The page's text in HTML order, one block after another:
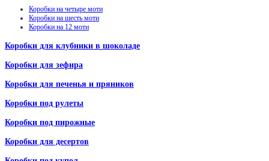
Коробки на четыре моти
Коробки на шесть моти
Коробки на 12 моти
Коробки для клубники в шоколаде
Коробки для зефира
Коробки для печенья и пряников
Коробки под рулеты
Коробки под пирожные
Коробки для десертов